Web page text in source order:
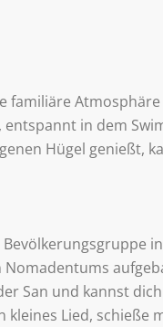
familiäre
in dem
Hügel genießt,
Nomadentums
San und kannst
Lied, schieße